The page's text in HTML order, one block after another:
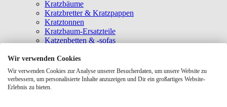
Kratzbäume
Kratzbretter & Kratzpappen
Kratztonnen
Kratzbaum-Ersatzteile
Katzenbetten & -sofas
Katzenhäuser
Hängematten & Fensterliegeplätze
Katzendecken & -matten
Baldrian- & Catnipspielzeug
Wir verwenden Cookies
Wir verwenden Cookies zur Analyse unserer Besucherdaten, um unsere Website zu
verbessern, um personalisierte Inhalte anzuzeigen und Dir ein großartiges Website-
Erlebnis zu bieten.